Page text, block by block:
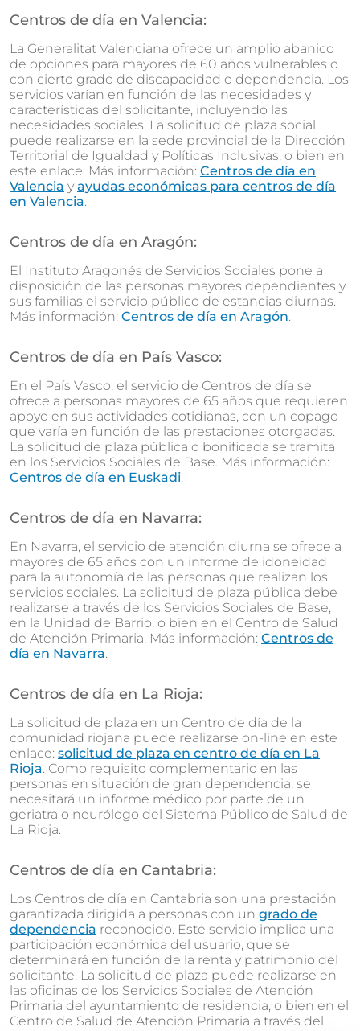
Centros de día en Valencia:
La Generalitat Valenciana ofrece un amplio abanico
de opciones para mayores de 60 años vulnerables o
con cierto grado de discapacidad o dependencia. Los
servicios varían en función de las necesidades y
características del solicitante, incluyendo las
necesidades sociales. La solicitud de plaza social
puede realizarse en la sede provincial de la Dirección
Territorial de Igualdad y Políticas Inclusivas, o bien en
este enlace. Más información: Centros de día en
Valencia y ayudas económicas para centros de día
en Valencia.
Centros de día en Aragón:
El Instituto Aragonés de Servicios Sociales pone a
disposición de las personas mayores dependientes y
sus familias el servicio público de estancias diurnas.
Más información: Centros de día en Aragón.
Centros de día en País Vasco:
En el País Vasco, el servicio de Centros de día se
ofrece a personas mayores de 65 años que requieren
apoyo en sus actividades cotidianas, con un copago
que varía en función de las prestaciones otorgadas.
La solicitud de plaza pública o bonificada se tramita
en los Servicios Sociales de Base. Más información:
Centros de día en Euskadi.
Centros de día en Navarra:
En Navarra, el servicio de atención diurna se ofrece a
mayores de 65 años con un informe de idoneidad
para la autonomía de las personas que realizan los
servicios sociales. La solicitud de plaza pública debe
realizarse a través de los Servicios Sociales de Base,
en la Unidad de Barrio, o bien en el Centro de Salud
de Atención Primaria. Más información: Centros de
día en Navarra.
Centros de día en La Rioja:
La solicitud de plaza en un Centro de día de la
comunidad riojana puede realizarse on-line en este
enlace: solicitud de plaza en centro de día en La
Rioja. Como requisito complementario en las
personas en situación de gran dependencia, se
necesitará un informe médico por parte de un
geriatra o neurólogo del Sistema Público de Salud de
La Rioja.
Centros de día en Cantabria:
Los Centros de día en Cantabria son una prestación
garantizada dirigida a personas con un grado de
dependencia reconocido. Este servicio implica una
participación económica del usuario, que se
determinará en función de la renta y patrimonio del
solicitante. La solicitud de plaza puede realizarse en
las oficinas de los Servicios Sociales de Atención
Primaria del ayuntamiento de residencia, o bien en el
Centro de Salud de Atención Primaria a través del